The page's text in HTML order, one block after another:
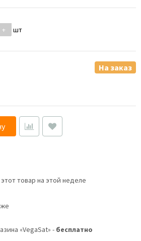
+ шт
На заказ
товар на этой неделе
«VegaSat» - бесплатно